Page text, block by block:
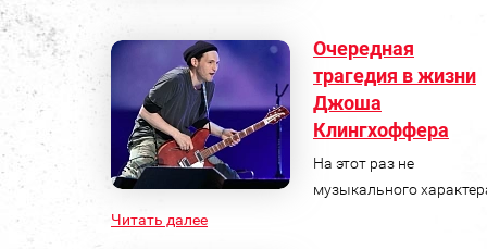
Очередная
трагедия в жизни
Джоша
Клингхоффера
На этот раз не
музыкального
Читать далее